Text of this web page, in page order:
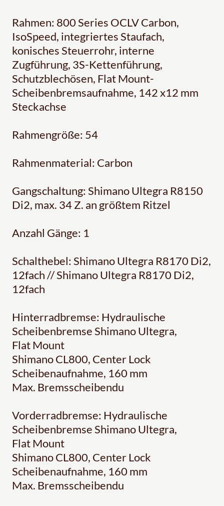
Rahmen: 800 Series OCLV Carbon,
IsoSpeed, integriertes Staufach,
konisches Steuerrohr, interne
Zugführung, 3S-Kettenführung,
Schutzblechösen, Flat Mount-
Scheibenbremsaufnahme, 142 x12 mm
Steckachse
Rahmengröße: 54
Rahmenmaterial: Carbon
Gangschaltung: Shimano Ultegra R8150
Di2, max. 34 Z. an größtem Ritzel
Anzahl Gänge: 1
Schalthebel: Shimano Ultegra R8170 Di2,
12fach // Shimano Ultegra R8170 Di2,
12fach
Hinterradbremse: Hydraulische
Scheibenbremse Shimano Ultegra,
Flat Mount
Shimano CL800, Center Lock
Scheibenaufnahme, 160 mm
Max. Bremsscheibendu
Vorderradbremse: Hydraulische
Scheibenbremse Shimano Ultegra,
Flat Mount
Shimano CL800, Center Lock
Scheibenaufnahme, 160 mm
Max. Bremsscheibendu